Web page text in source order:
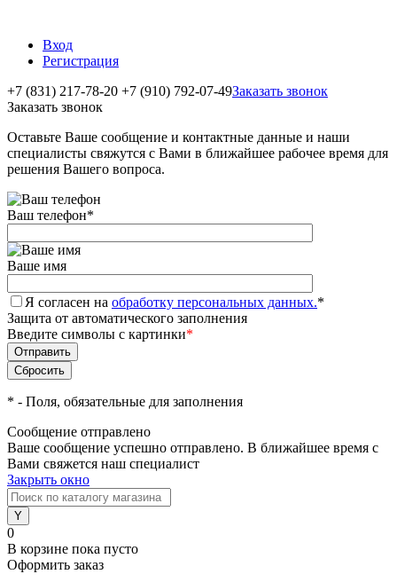
Вход
Регистрация
+7 (831) 217-78-20 +7 (910) 792-07-49Заказать звонок
Заказать звонок
Оставьте Ваше сообщение и контактные данные и наши
специалисты свяжутся с Вами в ближайшее рабочее время для
решения Вашего вопроса.
Ваш телефон*
Ваше имя
Я согласен на обработку персональных данных.*
Защита от автоматического заполнения
Введите символы с картинки*
* - Поля, обязательные для заполнения
Сообщение отправлено
Ваше сообщение успешно отправлено. В ближайшее время с
Вами свяжется наш специалист
Закрыть окно
0
В корзине пока пусто
Оформить заказ